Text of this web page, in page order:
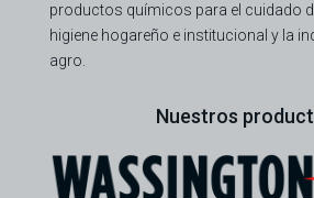
productos químicos para el cuidado
higiene hogareño e institucional y la
agro.
Nuestros